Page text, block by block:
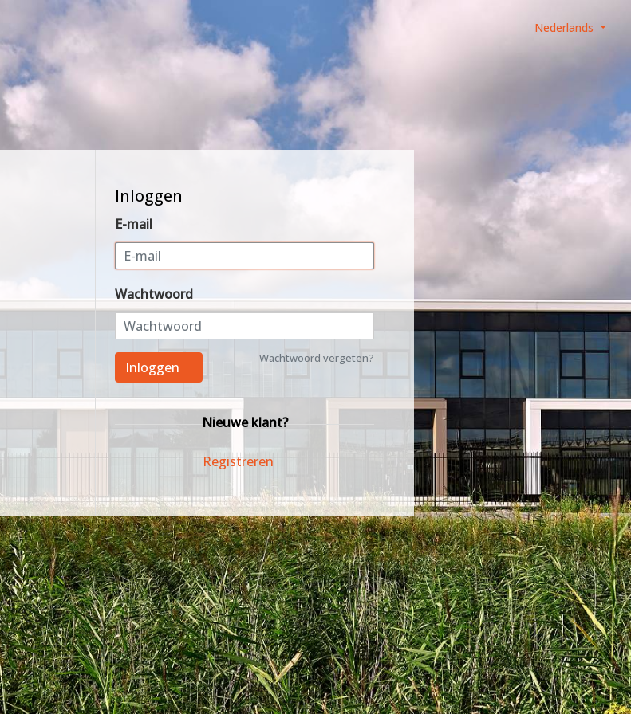
Nederlands
Inloggen
E-mail
Wachtwoord
Wachtwoord vergeten?
Inloggen
Nieuwe klant?
Registreren